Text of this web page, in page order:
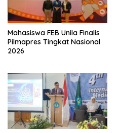
Mahasiswa FEB Unila Finalis
Pilmapres Tingkat Nasional
2026